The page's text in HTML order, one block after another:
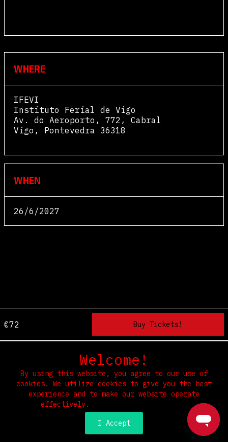
€72
WHERE
IFEVI
Instituto Ferial de Vigo
Av. do Aeroporto, 772, Cabral
Vigo , Pontevedra 36318
WHEN
26/6/2027
Terms & Conditions Privacy & Security
Select Language▼
Welcome!
By using this website, you agree to our use of
cookies. We utilize cookies to give you the best
experience and to make our website operate
effectively.